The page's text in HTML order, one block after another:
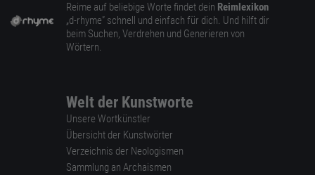
Reime auf beliebige Worte findet dein Reimlexikon
„d-rhyme” schnell und einfach für dich. Und hilft dir
beim Suchen, Verdrehen und Generieren von
Wörtern.
Welt der Kunstworte
Unsere Wortkünstler
Übersicht der Kunstwörter
Verzeichnis der Neologismen
Sammlung an Archaismen